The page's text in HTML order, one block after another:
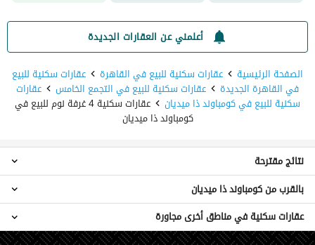
أعلمني عن العقارات الجديدة
الصفحة الرئيسية
عقارات سكنية للبيع في القاهرة عقارات سكنية للبيع
في القاهرة الجديدة عقارات سكنية للبيع في التجمع الخامس عقارات
سكنية للبيع في كومباوند ذا ميديان عقارات سكنية 4 غرفة نوم للبيع في
كومباوند ذا ميديان
عقارات 2 غرفة نوم للبيع في كومباوند ذا ميديان
عقارات 3 غرف نوم للبيع في كومباوند ذا ميديان
عقارات 5 غرف نوم للبيع في كومباوند ذا ميديان
نتائج مقترحة
عقارات 4 غرف نوم للبيع في كلوب سايد تاج سيتي
عقارات 4 غرف نوم للبيع في اوريجامي جولف
بالقرب من كومباوند ذا ميديان
عقارات سكنية في مناطق أخرى مجاورة